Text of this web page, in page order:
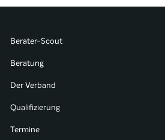
Berater-Scout
Beratung
Der Verband
Qualifizierung
Termine